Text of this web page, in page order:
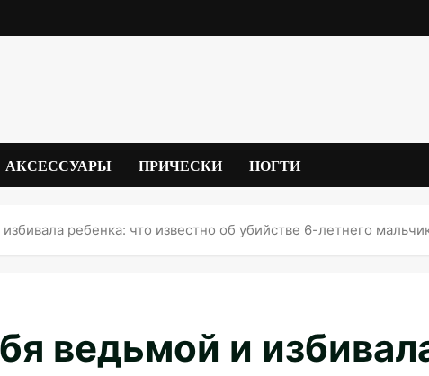
АКСЕССУАРЫ ПРИЧЕСКИ НОГТИ
ребенка: что известно об убийстве 6-летнего
ведьмой и